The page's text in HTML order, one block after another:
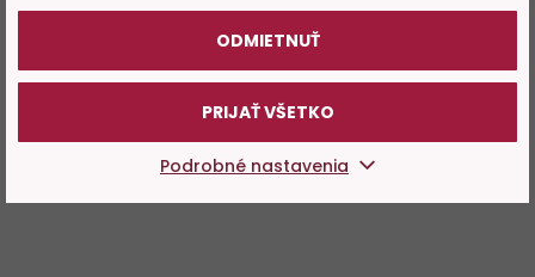
ODMIETNUŤ
PRIJAŤ VŠETKO
Podrobné nastavenia